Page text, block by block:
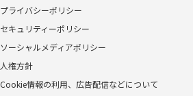
プライバシーポリシー
セキュリティーポリシー
ソーシャルメディアポリシー
人権方針
Cookie情報の利用、広告配信などについて